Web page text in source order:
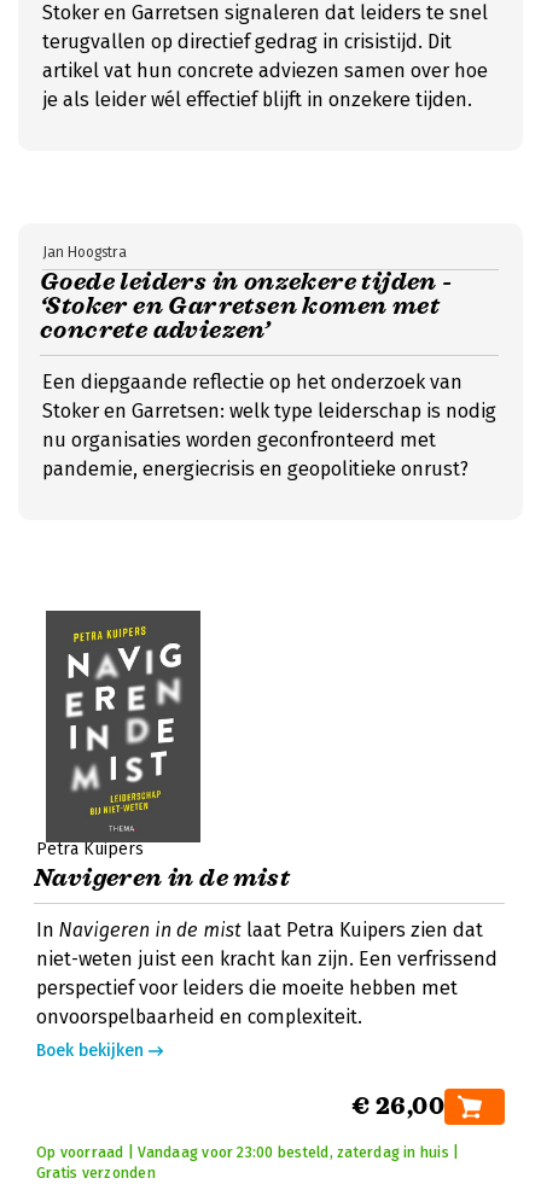
Stoker en Garretsen signaleren dat leiders te snel
terugvallen op directief gedrag in crisistijd. Dit
artikel vat hun concrete adviezen samen over hoe
je als leider wél effectief blijft in onzekere tijden.
Goede leiders in onzekere tijden -
‘Stoker en Garretsen komen met
concrete adviezen’
Jan Hoogstra
Een diepgaande reflectie op het onderzoek van
Stoker en Garretsen: welk type leiderschap is nodig
nu organisaties worden geconfronteerd met
pandemie, energiecrisis en geopolitieke onrust?
Petra Kuipers
Navigeren in de mist
In Navigeren in de mist laat Petra Kuipers zien dat
niet-weten juist een kracht kan zijn. Een verfrissend
perspectief voor leiders die moeite hebben met
onvoorspelbaarheid en complexiteit.
Boek bekijken
€ 26,00
Op voorraad | Vandaag voor 23:00 besteld, zaterdag in huis |
Gratis verzonden